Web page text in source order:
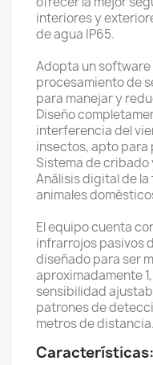
interiores y
de agua IP65.
Adopta un
procesamiento de
para manejar y
Diseño
interferencia del
insectos, apto para
Sistema de
Análisis digital de
animales
El equipo cuenta
infrarrojos pasivos
diseñado para ser
aproximadamente
sensibilidad
patrones de
metros de distancia.
Características: